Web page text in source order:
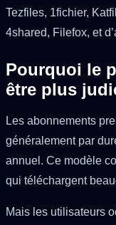
Tezfiles, 1fichier,
4shared, Filefox, et
Pourquoi le
être plus
Les abonnements
généralement par
annuel. Ce modèle
qui téléchargent
Mais les utilisateurs